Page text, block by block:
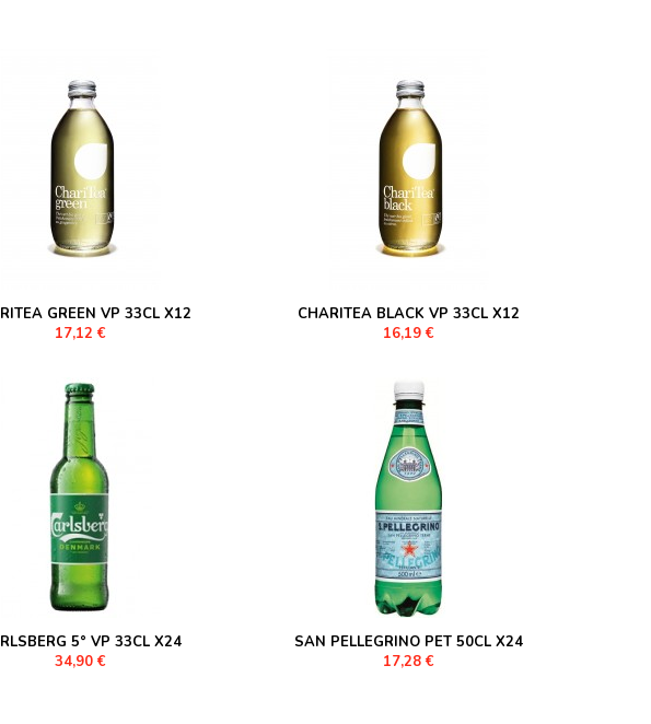
GREEN VP 33CL X12
17,12 €
CHARITEA BLACK VP 33CL X12
16,19 €
5° VP 33CL X24
34,90 €
SAN PELLEGRINO PET 50CL X24
17,28 €